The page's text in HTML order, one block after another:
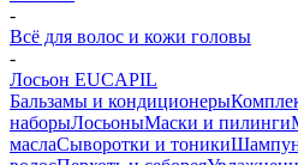
-
Всё для волос и кожи головы
-
Лосьон EUCAPIL
Бальзамы и кондиционеры
наборыЛосьоныМаски и пилинги
маслаСыворотки и тоники